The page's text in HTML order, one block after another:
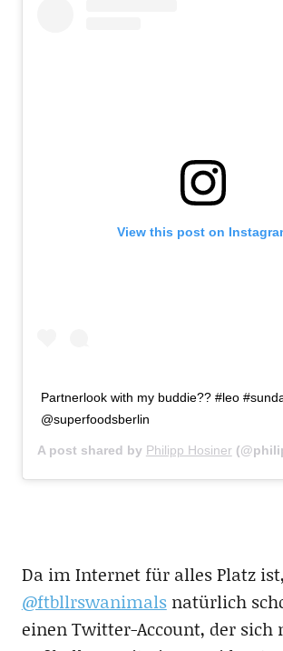
View this post on
Partnerlook with my buddie?? #leo
@superfoodsberlin
A post shared by Philipp Hosiner
Da im Internet für alles Platz
@ftbllrswanimalsnatürlich
einen Twitter-Account, der sich